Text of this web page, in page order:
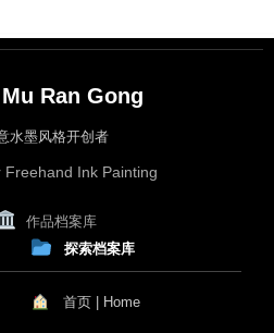
Ran Gong
水墨风格开创者
Freehand Ink Painting
作品档案库
探索档案库
首页 | Home